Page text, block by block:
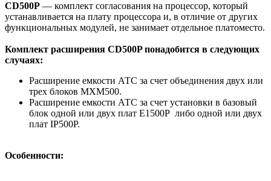
CD500P — комплект согласования на процессор, который
устанавливается на плату процессора и, в отличие от других
функциональных модулей, не занимает отдельное платоместо.
Комплект расширения CD500P понадобится в следующих
случаях:
Расширение емкости АТС за счет объединения двух или
трех блоков MXM500.
Расширение емкости АТС за счет установки в базовый
блок одной или двух плат E1500P либо одной или двух
плат IP500P.
Особенности: